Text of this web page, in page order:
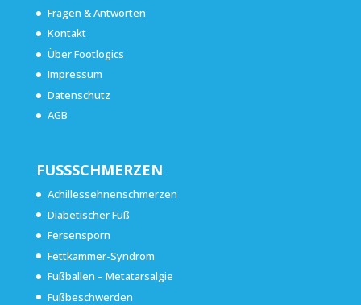
Fragen & Antworten
Kontakt
Über Footlogics
Impressum
Datenschutz
AGB
FUSSSCHMERZEN
Achillessehnenschmerzen
Diabetischer Fuß
Fersensporn
Fettkammer-Syndrom
Fußballen – Metatarsalgie
Fußbeschwerden